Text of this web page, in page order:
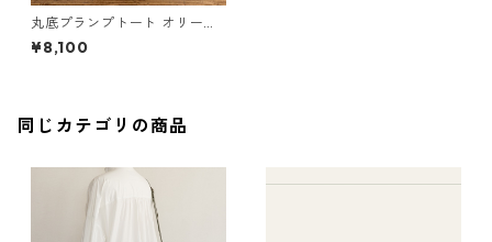
丸底プランプトート オリーブ
/ 8号帆布
¥8,100
同じカテゴリの商品